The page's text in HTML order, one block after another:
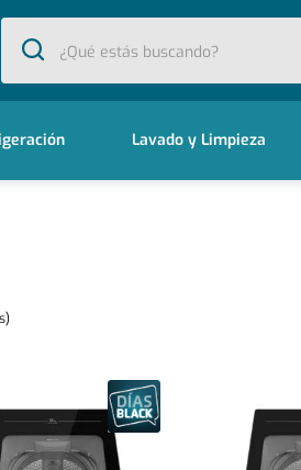
¿Qué estás buscando?
Lavado y Limpieza